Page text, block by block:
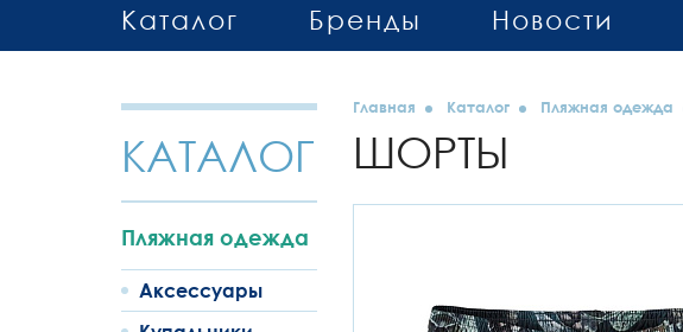
Каталог Бренды Новости
КАТАЛОГ
Пляжная одежда
Аксессуары
Главная Каталог Пляжная одежда
ШОРТЫ